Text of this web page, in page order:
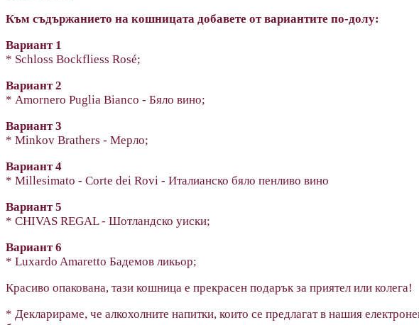
Към съдържанието на кошницата добавете от вариантите по-долу:
Вариант 1
* Schloss Bockfliess Rosé;
Вариант 2
* Amornero Puglia Bianco - Бяло вино;
Вариант 3
* Minkov Brathers - Мерло;
Вариант 4
* Millesimato - Corte dei Rovi - Италианско бяло пенливо вино
Вариант 5
* CHIVAS REGAL - Шотландско уиски;
Вариант 6
* Luxardo Amaretto Бадемов ликьор;
Красиво опакована, тази кошница е прекрасен подарък за приятел или колега!
* Декларираме, че алкохолните напитки, които се предлагат в нашия